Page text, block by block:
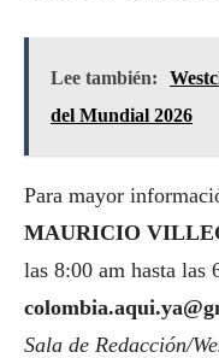
Lee también:
del Mundial 2026
Para mayor
MAURICIO
las 8:00 am hasta las
Sala de Redacción/